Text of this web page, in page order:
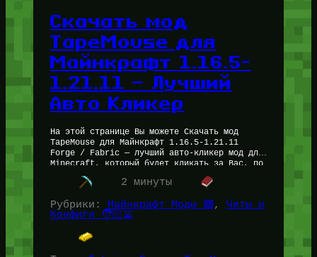
Скачать мод
TapeMouse для
Майнкрафт 1.16.5-
1.21.11 — Лучший
Авто Кликер
На этой странице Вы можете Скачать мод
TapeMouse для Майнкрафт 1.16.5-1.21.11
Forge / Fabric — лучший авто-кликер мод для
Minecraft, который будет кликать за Вас, по
факту не является читом…
2 минуты
Рубрики: Майнкрафт Моды 🟩, Читы и
Конфиги 🧑🏻‍💻